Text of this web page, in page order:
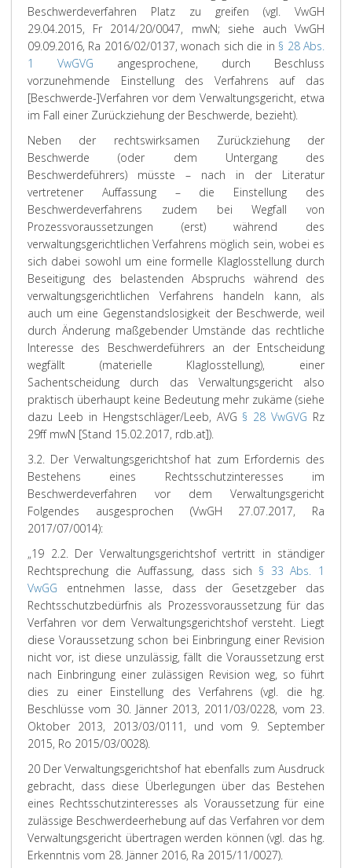
Beschwerdeverfahren Platz zu greifen (vgl. VwGH
29.04.2015, Fr 2014/20/0047, mwN; siehe auch VwGH
09.09.2016, Ra 2016/02/0137, wonach sich die in § 28 Abs.
1 VwGVG angesprochene, durch Beschluss
vorzunehmende Einstellung des Verfahrens auf das
[Beschwerde-]Verfahren vor dem Verwaltungsgericht, etwa
im Fall einer Zurückziehung der Beschwerde, bezieht).
Neben der rechtswirksamen Zurückziehung der
Beschwerde (oder dem Untergang des
Beschwerdeführers) müsste – nach in der Literatur
vertretener Auffassung – die Einstellung des
Beschwerdeverfahrens zudem bei Wegfall von
Prozessvoraussetzungen (erst) während des
verwaltungsgerichtlichen Verfahrens möglich sein, wobei es
sich dabei sowohl um eine formelle Klaglosstellung durch
Beseitigung des belastenden Abspruchs während des
verwaltungsgerichtlichen Verfahrens handeln kann, als
auch um eine Gegenstandslosigkeit der Beschwerde, weil
durch Änderung maßgebender Umstände das rechtliche
Interesse des Beschwerdeführers an der Entscheidung
wegfällt (materielle Klaglosstellung), einer
Sachentscheidung durch das Verwaltungsgericht also
praktisch überhaupt keine Bedeutung mehr zukäme (siehe
dazu Leeb in Hengstschläger/Leeb, AVG § 28 VwGVG Rz
29ff mwN [Stand 15.02.2017, rdb.at]).
3.2. Der Verwaltungsgerichtshof hat zum Erfordernis des
Bestehens eines Rechtsschutzinteresses im
Beschwerdeverfahren vor dem Verwaltungsgericht
Folgendes ausgesprochen (VwGH 27.07.2017, Ra
2017/07/0014):
„19 2.2. Der Verwaltungsgerichtshof vertritt in ständiger
Rechtsprechung die Auffassung, dass sich § 33 Abs. 1
VwGG entnehmen lasse, dass der Gesetzgeber das
Rechtsschutzbedürfnis als Prozessvoraussetzung für das
Verfahren vor dem Verwaltungsgerichtshof versteht. Liegt
diese Voraussetzung schon bei Einbringung einer Revision
nicht vor, ist diese unzulässig, fällt die Voraussetzung erst
nach Einbringung einer zulässigen Revision weg, so führt
dies zu einer Einstellung des Verfahrens (vgl. die hg.
Beschlüsse vom 30. Jänner 2013, 2011/03/0228, vom 23.
Oktober 2013, 2013/03/0111, und vom 9. September
2015, Ro 2015/03/0028).
20 Der Verwaltungsgerichtshof hat ebenfalls zum Ausdruck
gebracht, dass diese Überlegungen über das Bestehen
eines Rechtsschutzinteresses als Voraussetzung für eine
zulässige Beschwerdeerhebung auf das Verfahren vor dem
Verwaltungsgericht übertragen werden können (vgl. das hg.
Erkenntnis vom 28. Jänner 2016, Ra 2015/11/0027).